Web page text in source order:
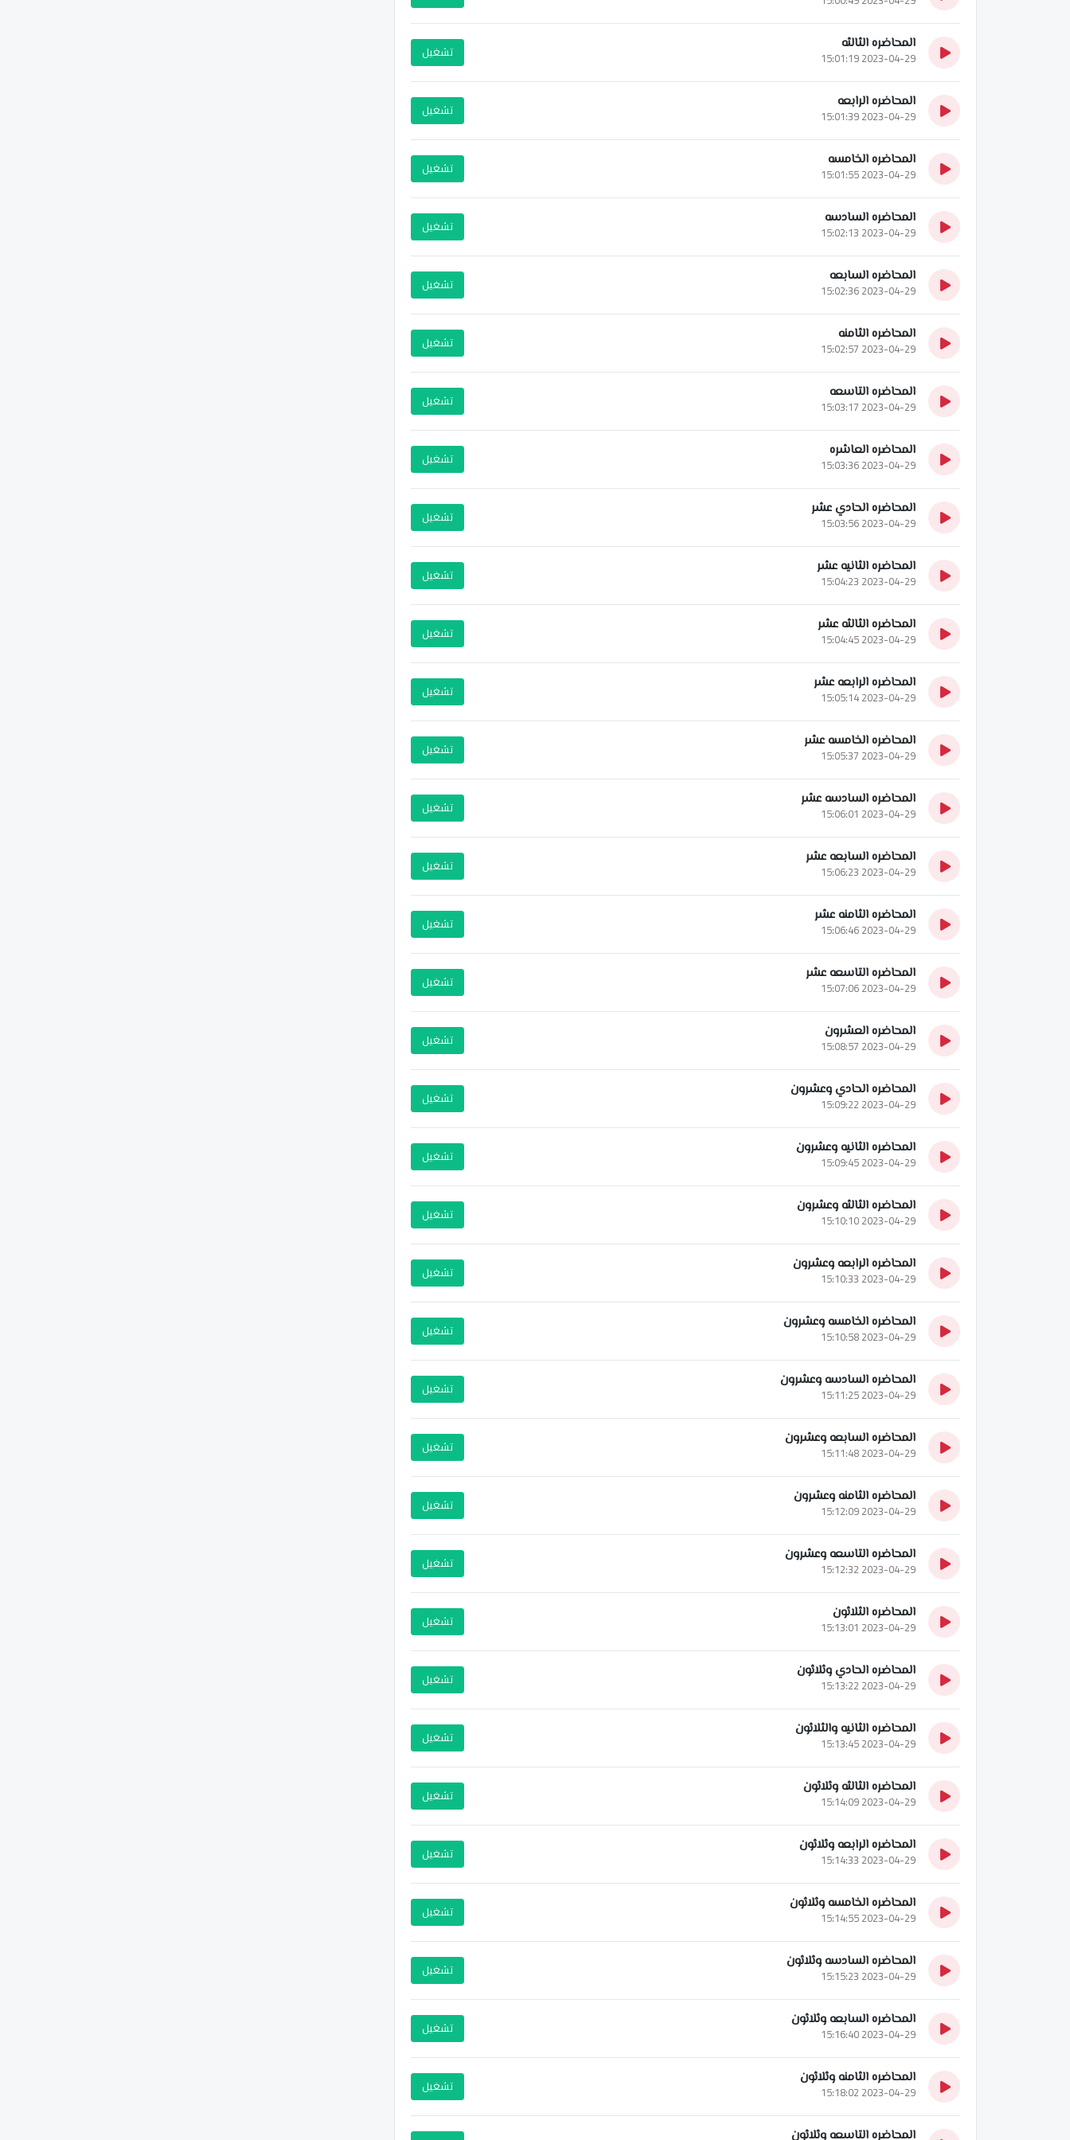
المحاضره الثالثه
2023-04-29 15:01:19 تشغيل
المحاضره الرابعه
2023-04-29 15:01:39 تشغيل
المحاضره الخامسه
2023-04-29 15:01:55 تشغيل
المحاضره السادسه
2023-04-29 15:02:13 تشغيل
المحاضره السابعه
2023-04-29 15:02:36 تشغيل
المحاضره الثامنه
2023-04-29 15:02:57 تشغيل
المحاضره التاسعه
2023-04-29 15:03:17 تشغيل
المحاضره العاشره
2023-04-29 15:03:36 تشغيل
المحاضره الحادي عشر
2023-04-29 15:03:56 تشغيل
المحاضره الثانيه عشر
2023-04-29 15:04:23 تشغيل
المحاضره الثالثه عشر
2023-04-29 15:04:45 تشغيل
المحاضره الرابعه عشر
2023-04-29 15:05:14 تشغيل
المحاضره الخامسه عشر
2023-04-29 15:05:37 تشغيل
المحاضره السادسه عشر
2023-04-29 15:06:01 تشغيل
المحاضره السابعه عشر
2023-04-29 15:06:23 تشغيل
المحاضره الثامنه عشر
2023-04-29 15:06:46 تشغيل
المحاضره التاسعه عشر
2023-04-29 15:07:06 تشغيل
المحاضره العشرون
2023-04-29 15:08:57 تشغيل
المحاضره الحادي وعشرون
2023-04-29 15:09:22 تشغيل
المحاضره الثانيه وعشرون
2023-04-29 15:09:45 تشغيل
المحاضره الثالثه وعشرون
2023-04-29 15:10:10 تشغيل
المحاضره الرابعه وعشرون
2023-04-29 15:10:33 تشغيل
المحاضره الخامسه وعشرون
2023-04-29 15:10:58 تشغيل
المحاضره السادسه وعشرون
2023-04-29 15:11:25 تشغيل
المحاضره السابعه وعشرون
2023-04-29 15:11:48 تشغيل
المحاضره الثامنه وعشرون
2023-04-29 15:12:09 تشغيل
المحاضره التاسعه وعشرون
2023-04-29 15:12:32 تشغيل
المحاضره الثلاثون
2023-04-29 15:13:01 تشغيل
المحاضره الحادي وثلاثون
2023-04-29 15:13:22 تشغيل
المحاضره الثانيه والثلاثون
2023-04-29 15:13:45 تشغيل
المحاضره الثالثه وثلاثون
2023-04-29 15:14:09 تشغيل
المحاضره الرابعه وثلاثون
2023-04-29 15:14:33 تشغيل
المحاضره الخامسه وثلاثون
2023-04-29 15:14:55 تشغيل
المحاضره السادسه وثلاثون
2023-04-29 15:15:23 تشغيل
المحاضره السابعه وثلاثون
2023-04-29 15:16:40 تشغيل
المحاضره الثامنه وثلاثون
2023-04-29 15:18:02 تشغيل
المحاضره التاسعه وثلاثون